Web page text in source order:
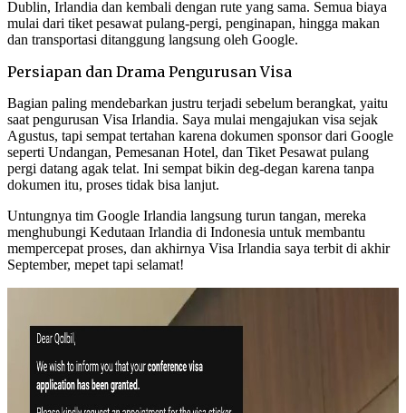
Dublin, Irlandia dan kembali dengan rute yang sama. Semua biaya
mulai dari tiket pesawat pulang-pergi, penginapan, hingga makan
dan transportasi ditanggung langsung oleh Google.
Persiapan dan Drama Pengurusan Visa
Bagian paling mendebarkan justru terjadi sebelum berangkat, yaitu
saat pengurusan Visa Irlandia. Saya mulai mengajukan visa sejak
Agustus, tapi sempat tertahan karena dokumen sponsor dari Google
seperti Undangan, Pemesanan Hotel, dan Tiket Pesawat pulang
pergi datang agak telat. Ini sempat bikin deg-degan karena tanpa
dokumen itu, proses tidak bisa lanjut.
Untungnya tim Google Irlandia langsung turun tangan, mereka
menghubungi Kedutaan Irlandia di Indonesia untuk membantu
mempercepat proses, dan akhirnya Visa Irlandia saya terbit di akhir
September, mepet tapi selamat!